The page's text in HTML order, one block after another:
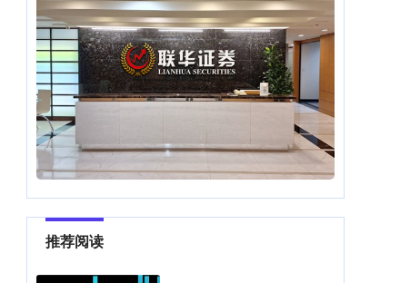
推荐阅读